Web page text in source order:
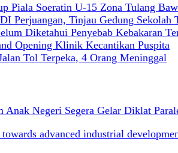
Piala Soeratin U-15 Zona Tulang
Perjuangan, Tinjau Gedung Sekolah
Diketahui Penyebab Kebakaran
Opening Klinik Kecantikan Puspita
Tol Terpeka, 4 Orang Meninggal
Anak Negeri Segera Gelar Diklat
advanced industrial